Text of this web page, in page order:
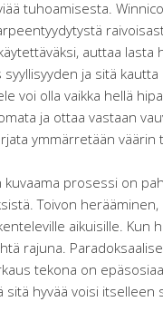
tuhoamisesta.
auttaa lasta
syyllisyyden ja sitä
voi olla vaikka hellä
ja ottaa vastaan
ymmärretään väärin
kuvaama prosessi on
Toivon
aikuisille. Kun
rajuna.
tekona on
hyvää voisi itselleen